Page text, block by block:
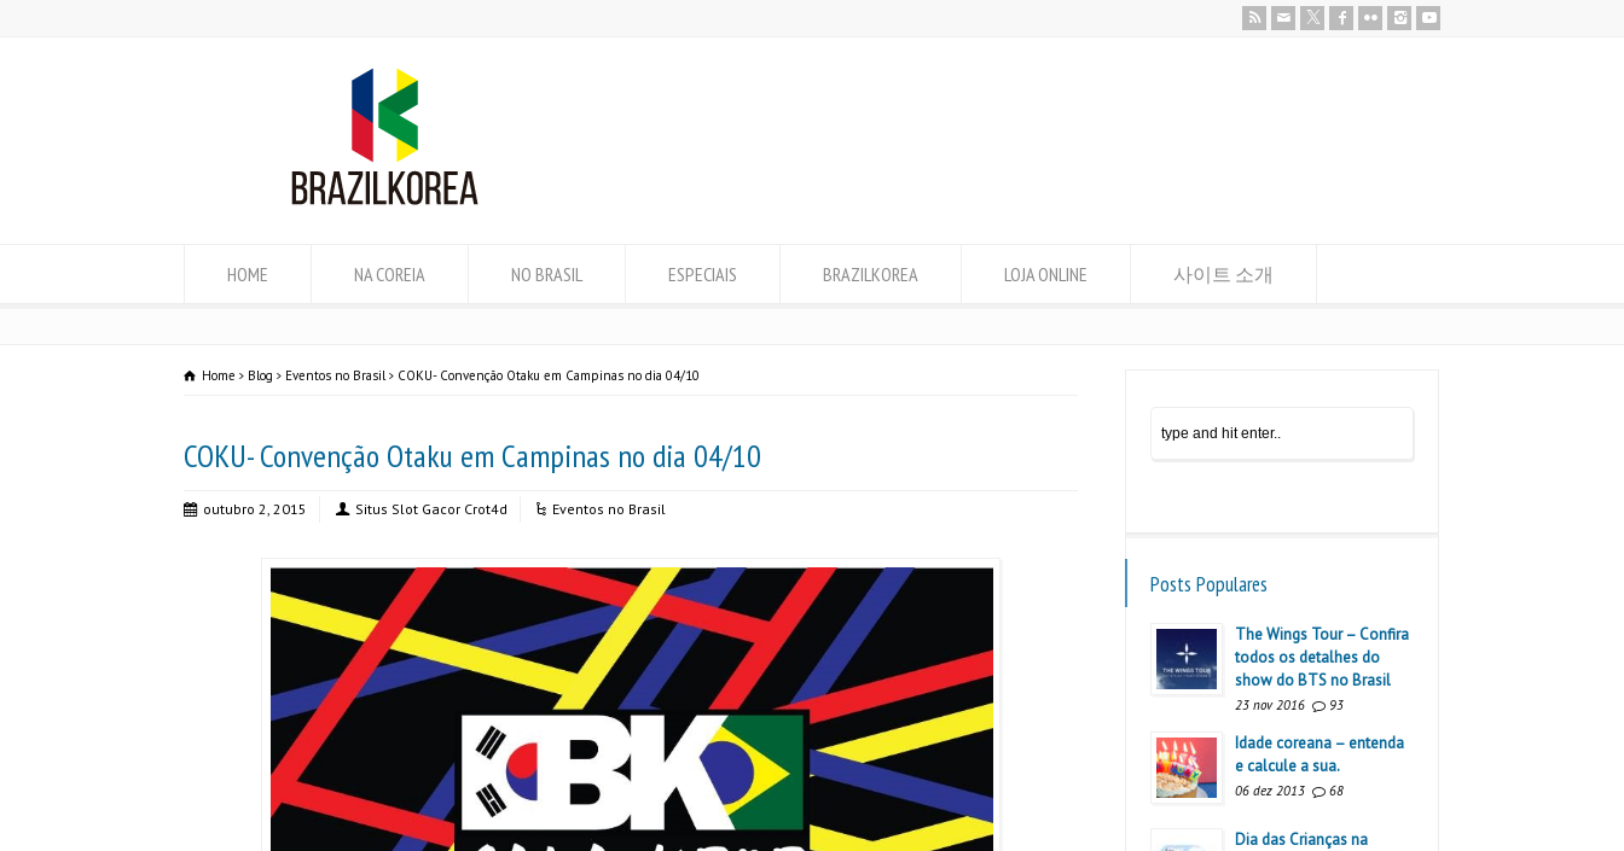
HOME NA COREIA NO BRASIL ESPECIAIS BRAZILKOREA LOJA ONLINE 사이트 소개
Home Blog Eventos no Brasil COKU- Convenção Otaku em Campinas no dia 04/10
COKU- Convenção Otaku em Campinas no dia 04/10
outubro 2, 2015 Situs Slot Gacor Crot4d Eventos no Brasil
Posts Populares
The Wings Tour – Confira
todos os detalhes do
show do BTS no Brasil
23 nov 2016 93
Idade coreana – entenda
e calcule a sua.
06 dez 2013 68
Dia das Crianças na